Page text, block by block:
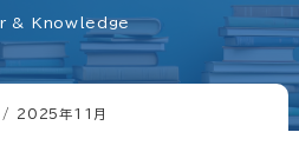
& Knowledge
2025年11月